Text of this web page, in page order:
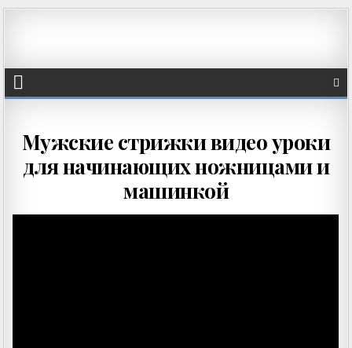
Мужские стрижки видео уроки
для начинающих ножницами и
машинкой